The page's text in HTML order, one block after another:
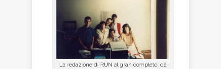
La redazione di RUN al gran completo: da